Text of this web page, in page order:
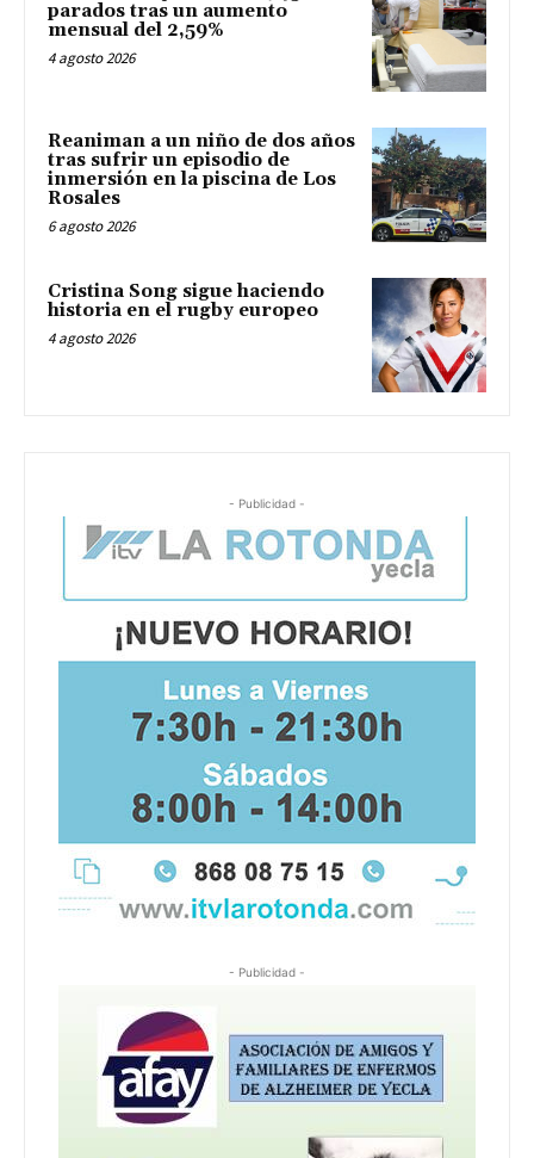
parados tras un aumento
mensual del 2,59%
4 agosto 2026
Reaniman a un niño de dos años
tras sufrir un episodio de
inmersión en la piscina de Los
Rosales
6 agosto 2026
Cristina Song sigue haciendo
historia en el rugby europeo
4 agosto 2026
- Publicidad -
- Publicidad -